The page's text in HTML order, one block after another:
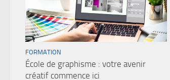
FORMATION
École de graphisme : votre avenir
créatif commence ici